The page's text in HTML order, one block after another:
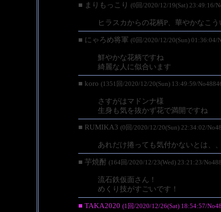
■ まりもっこり (0回/2020/12/19(Sat) 23:49:16/
ヒラスカからの花柄P、華やかなこう
■ にゃろめ将軍 (0回/2020/12/20(Sun) 01:36:04/
鮮やかな花柄ですね
綺麗な人に似合います
■ koro (1351回/2020/12/20(Sun) 13:49:59/
さすがはマドンナ様
生身も気を抜かず花で満開ですね
■ RUMIKA3 (0回/2020/12/20(Sun) 22:34:02/
あれだけ捲っても気付かないとは、、
■ 芋焼酎 (164回/2020/12/23(Wed) 23:21:23/
流石鉄仮面さん！
めくり技がすごいです！
■ TAKA2020 (1回/2020/12/26(Sat) 18:54:57/